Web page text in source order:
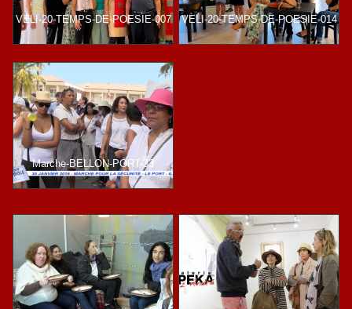
VELI-20-TEMPS-DE-POESIE-007 VELI-20-TEMPS-DE-POESIE-014
Marche-BELLON-PORT-33